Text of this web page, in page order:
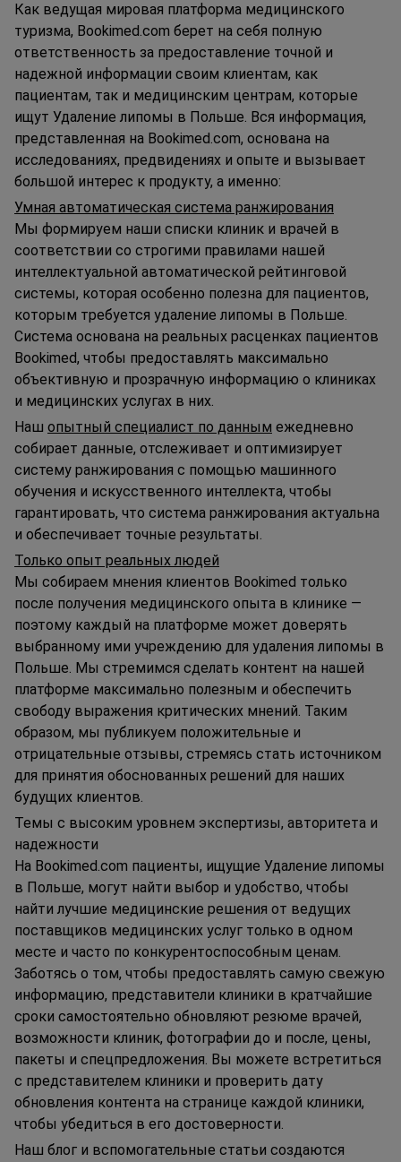
Как ведущая мировая платформа медицинского
туризма, Bookimed.com берет на себя полную
ответственность за предоставление точной и
надежной информации своим клиентам, как
пациентам, так и медицинским центрам, которые
ищут Удаление липомы в Польше. Вся информация,
представленная на Bookimed.com, основана на
исследованиях, предвидениях и опыте и вызывает
большой интерес к продукту, а именно:
Умная автоматическая система ранжирования
Мы формируем наши списки клиник и врачей в
соответствии со строгими правилами нашей
интеллектуальной автоматической рейтинговой
системы, которая особенно полезна для пациентов,
которым требуется удаление липомы в Польше.
Система основана на реальных расценках пациентов
Bookimed, чтобы предоставлять максимально
объективную и прозрачную информацию о клиниках
и медицинских услугах в них.
Наш опытный специалист по данным ежедневно
собирает данные, отслеживает и оптимизирует
систему ранжирования с помощью машинного
обучения и искусственного интеллекта, чтобы
гарантировать, что система ранжирования актуальна
и обеспечивает точные результаты.
Только опыт реальных людей
Мы собираем мнения клиентов Bookimed только
после получения медицинского опыта в клинике —
поэтому каждый на платформе может доверять
выбранному ими учреждению для удаления липомы в
Польше. Мы стремимся сделать контент на нашей
платформе максимально полезным и обеспечить
свободу выражения критических мнений. Таким
образом, мы публикуем положительные и
отрицательные отзывы, стремясь стать источником
для принятия обоснованных решений для наших
будущих клиентов.
Темы с высоким уровнем экспертизы, авторитета и
надежности
На Bookimed.com пациенты, ищущие Удаление липомы
в Польше, могут найти выбор и удобство, чтобы
найти лучшие медицинские решения от ведущих
поставщиков медицинских услуг только в одном
месте и часто по конкурентоспособным ценам.
Заботясь о том, чтобы предоставлять самую свежую
информацию, представители клиники в кратчайшие
сроки самостоятельно обновляют резюме врачей,
возможности клиник, фотографии до и после, цены,
пакеты и спецпредложения. Вы можете встретиться
с представителем клиники и проверить дату
обновления контента на странице каждой клиники,
чтобы убедиться в его достоверности.
Наш блог и вспомогательные статьи создаются